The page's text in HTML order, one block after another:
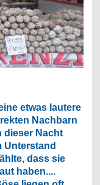
etwas lautere
Nachbarn
dieser Nacht
Unterstand
dass sie
haben....